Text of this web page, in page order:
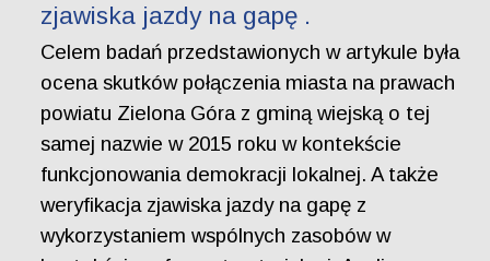
zjawiska jazdy na gapę .
Celem badań przedstawionych w artykule była
ocena skutków połączenia miasta na prawach
powiatu Zielona Góra z gminą wiejską o tej
samej nazwie w 2015 roku w kontekście
funkcjonowania demokracji lokalnej. A także
weryfikacja zjawiska jazdy na gapę z
wykorzystaniem wspólnych zasobów w